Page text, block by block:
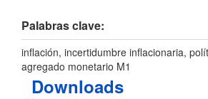
Palabras clave:
inflación, incertidumbre inflacionaria,
agregado monetario M1
Downloads